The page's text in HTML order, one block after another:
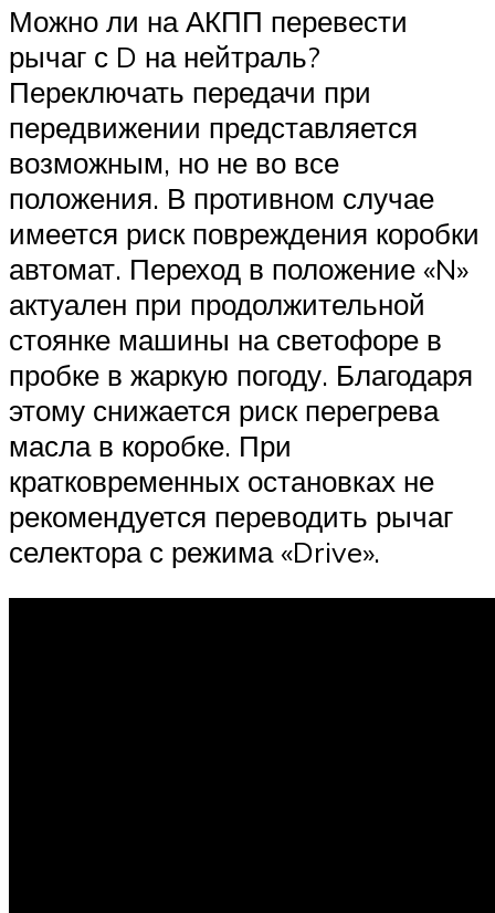
Можно ли на АКПП перевести
рычаг с D на нейтраль?
Переключать передачи при
передвижении представляется
возможным, но не во все
положения. В противном случае
имеется риск повреждения коробки
автомат. Переход в положение «N»
актуален при продолжительной
стоянке машины на светофоре в
пробке в жаркую погоду. Благодаря
этому снижается риск перегрева
масла в коробке. При
кратковременных остановках не
рекомендуется переводить рычаг
селектора с режима «Drive».